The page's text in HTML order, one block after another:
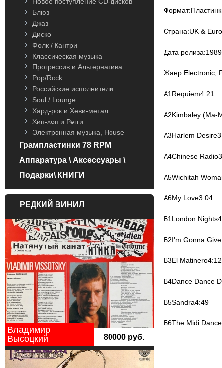
Блюз
Джаз
Диско
Фолк / Кантри
Классическая музыка
Прогрессив и Альтернатива
Pop/Rock
Российские исполнители
Soul / Lounge
Хард-рок и Хеви-метал
Хип-хоп и Регги
Электронная музыка, House
Грампластинки 78 RPM
Аппаратура \ Аксессуары \
Подарки\ КНИГИ
РЕДКИЙ ВИНИЛ
Владимир
Высоцкий
80000 руб.
Страна:UK &
Дата релиза:1989
Жанр:Electronic,
A1Requiem4:21
A2Kimbaley (Ma-
A3Harlem
A4Chinese
A5Wichitah
A6My Love3:04
B1London
B2I'm Gonna
B3El Matinero4:12
B4Dance Dance
B5Sandra4:49
B6The Midi